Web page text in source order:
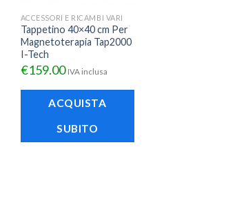
ACCESSORI E RICAMBI VARI
Tappetino 40×40 cm Per
Magnetoterapia Tap2000
I-Tech
€159.00 IVA inclusa
ACQUISTA
SUBITO